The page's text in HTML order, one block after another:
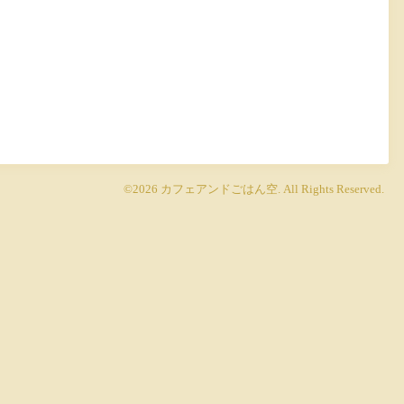
©2026 カフェアンドごはん空. All Rights Reserved.